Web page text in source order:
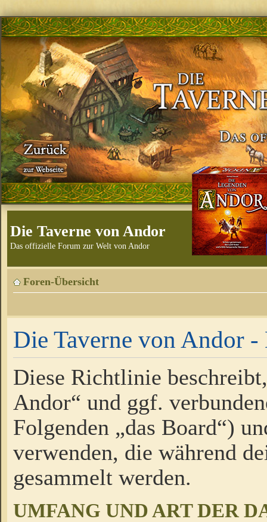
Die Taverne von Andor
Das offizielle Forum zur Welt von Andor
Foren-Übersicht
Die Taverne von Andor
Diese Richtlinie
Andor“ und ggf.
Folgenden „das Board“)
verwenden, die während
gesammelt werden.
UMFANG UND ART DER